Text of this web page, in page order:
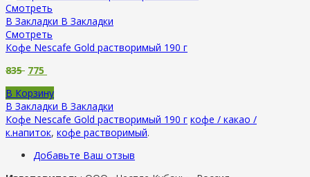
Смотреть
В Закладки В Закладки
Смотреть
Кофе Nescafe Gold растворимый 190 г
835 775
В Корзину
В Закладки В Закладки
Кофе Nescafe Gold растворимый 190 г кофе / какао /
к.напиток, кофе растворимый.
Добавьте Ваш отзыв